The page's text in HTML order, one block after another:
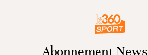
Abonnement